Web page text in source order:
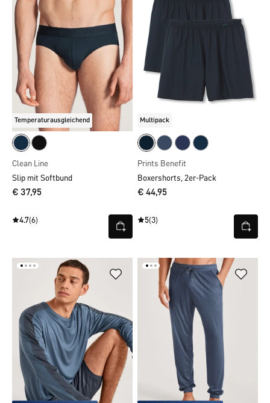
Temperaturausgleichend
Clean Line
Slip mit Softbund
€ 37,95
4.7(6)
Multipack
Prints Benefit
Boxershorts, 2er-Pack
€ 44,95
5(3)